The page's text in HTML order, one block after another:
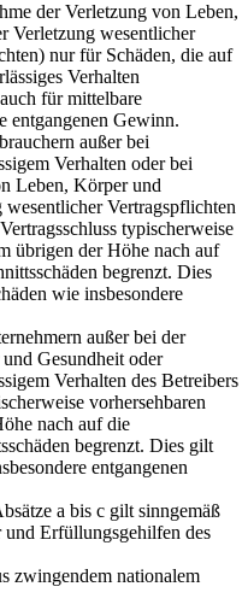
der Verletzung von Leben,
Verletzung wesentlicher
nur für Schäden, die auf
Verhalten
für mittelbare
entgangenen Gewinn.
außer bei
Verhalten oder bei
Leben, Körper und
Vertragspflichten
typischerweise
übrigen der Höhe nach auf
begrenzt. Dies
wie insbesondere
außer bei der
Gesundheit oder
Verhalten des Betreibers
vorhersehbaren
nach auf die
begrenzt. Dies gilt
entgangenen
a bis c gilt sinngemäß
und Erfüllungsgehilfen des
zwingendem nationalem